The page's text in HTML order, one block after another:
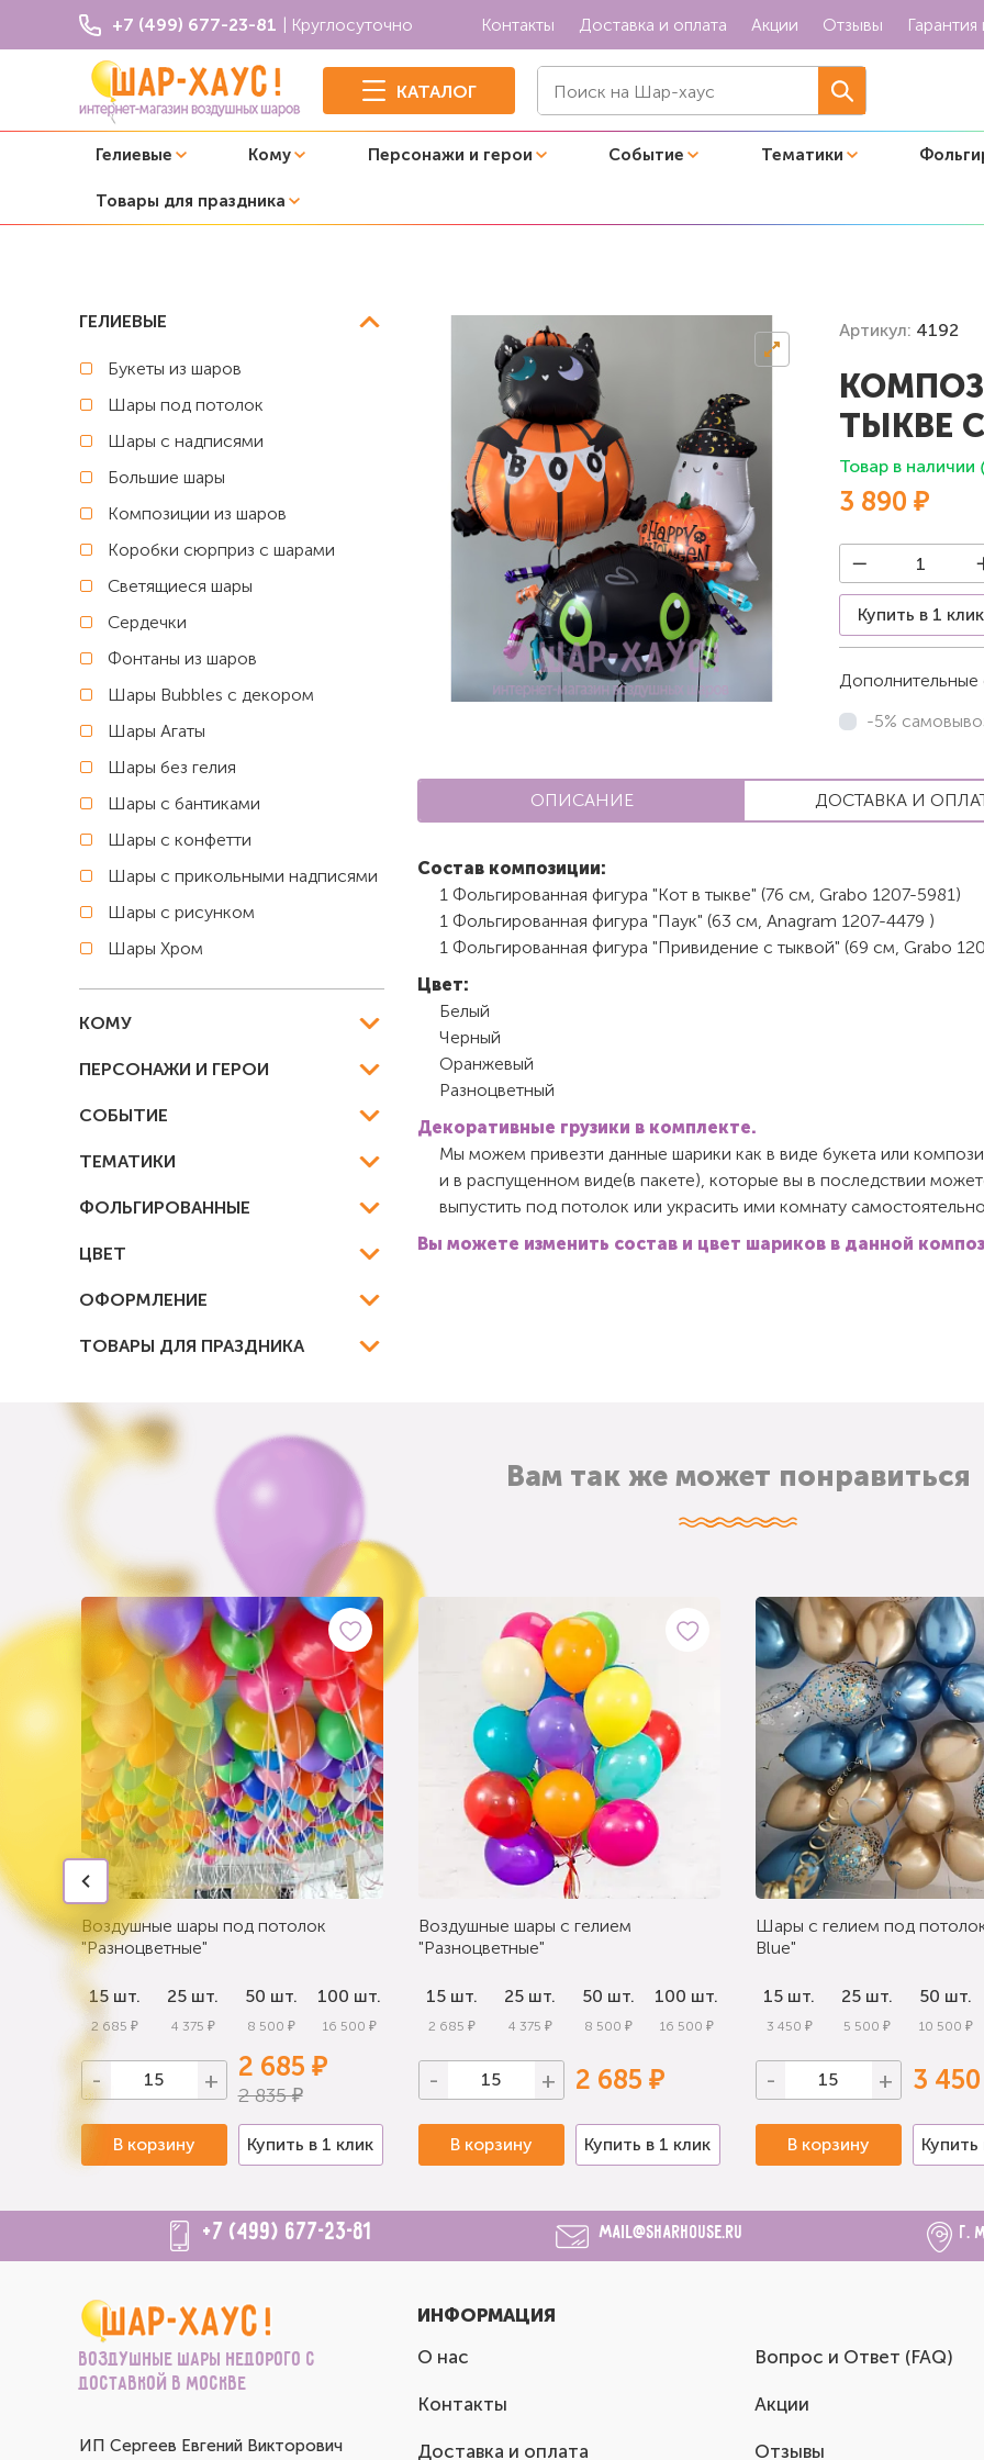
+7 (499) 677-23-81 | Круглосуточно Контакты Доставка и оплата Акции Отзывы
КАТАЛОГ
Гелиевые Кому Персонажи и герои Событие Тематики
Товары для праздника
Хэллоуин Композиция из шаров "Кот в тыкве с друзьями"
ГЕЛИЕВЫЕ
Букеты из шаров
Шары под потолок
Шары с надписями
Большие шары
Композиции из шаров
Коробки сюрприз с шарами
Светящиеся шары
Сердечки
Фонтаны из шаров
Шары Bubbles с декором
Шары Агаты
Шары без гелия
Шары с бантиками
Шары с конфетти
Шары с прикольными надписями
Шары с рисунком
Шары Хром
КОМУ
ПЕРСОНАЖИ И ГЕРОИ
СОБЫТИЕ
ТЕМАТИКИ
ФОЛЬГИРОВАННЫЕ
ЦВЕТ
ОФОРМЛЕНИЕ
ТОВАРЫ ДЛЯ ПРАЗДНИКА
Артикул: 4192
ТЫКВЕ
Товар в наличии
3 890 ₽
Купить в 1 клик
Дополнительные
-5%
ОПИСАНИЕ ДОСТАВКА И
Состав композиции:
1 Фольгированная фигура "Кот в тыкве" (76 см, Grabo 1207-5981)
1 Фольгированная фигура "Паук" (63 см, Anagram 1207-4479 )
1 Фольгированная фигура "Привидение с тыквой" (69 см, Grabo
Цвет:
Белый
Черный
Оранжевый
Разноцветный
Декоративные грузики в комплекте.
Мы можем привезти данные шарики как в виде букета или
и в распущенном виде(в пакете), которые вы в последствии
выпустить под потолок или украсить ими комнату
Вы можете изменить состав и цвет шариков в данной
Вам так же может понравиться
Воздушные шары под потолок
"Разноцветные"
15 шт.
2 685 ₽
25 шт.
4 375 ₽
50 шт.
8 500 ₽
100 шт.
16 500 ₽
- + 2 685 ₽
2 835 ₽
В корзину Купить в 1 клик
Воздушные шары с гелием
"Разноцветные"
15 шт.
2 685 ₽
25 шт.
4 375 ₽
50 шт.
8 500 ₽
100 шт.
16 500 ₽
- + 2 685 ₽
В корзину Купить в 1 клик
Шары с гелием под
Blue"
15 шт.
3 450 ₽
25 шт.
5 500 ₽
50 шт.
10 500 ₽
- + 3
В корзину Купить
+7 (499) 677-23-81 mail@sharhouse.ru г.
Воздушные шары недорого с
доставкой в Москве
ИП Сергеев Евгений Викторович
ИНФОРМАЦИЯ
О нас
Контакты
Доставка и оплата
Вопрос и Ответ (FAQ)
Акции
Отзывы